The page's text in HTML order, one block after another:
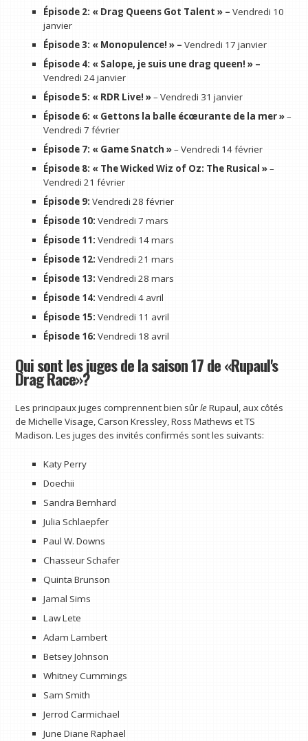
Épisode 2: « Drag Queens Got Talent » – Vendredi 10
janvier
Épisode 3: « Monopulence! » – Vendredi 17 janvier
Épisode 4: « Salope, je suis une drag queen! » –
Vendredi 24 janvier
Épisode 5: « RDR Live! »– Vendredi 31 janvier
Épisode 6: « Gettons la balle écœurante de la mer »–
Vendredi 7 février
Épisode 7: « Game Snatch »– Vendredi 14 février
Épisode 8: « The Wicked Wiz of Oz: The Rusical »–
Vendredi 21 février
Épisode 9: Vendredi 28 février
Épisode 10: Vendredi 7 mars
Épisode 11: Vendredi 14 mars
Épisode 12: Vendredi 21 mars
Épisode 13: Vendredi 28 mars
Épisode 14: Vendredi 4 avril
Épisode 15: Vendredi 11 avril
Épisode 16: Vendredi 18 avril
Qui sont les juges de la saison 17 de «Rupaul's
Drag Race»?
Les principaux juges comprennent bien sûrleRupaul, aux côtés
de Michelle Visage, Carson Kressley, Ross Mathews et TS
Madison. Les juges des invités confirmés sont les suivants:
Katy Perry
Doechii
Sandra Bernhard
Julia Schlaepfer
Paul W. Downs
Chasseur Schafer
Quinta Brunson
Jamal Sims
Law Lete
Adam Lambert
Betsey Johnson
Whitney Cummings
Sam Smith
Jerrod Carmichael
June Diane Raphael